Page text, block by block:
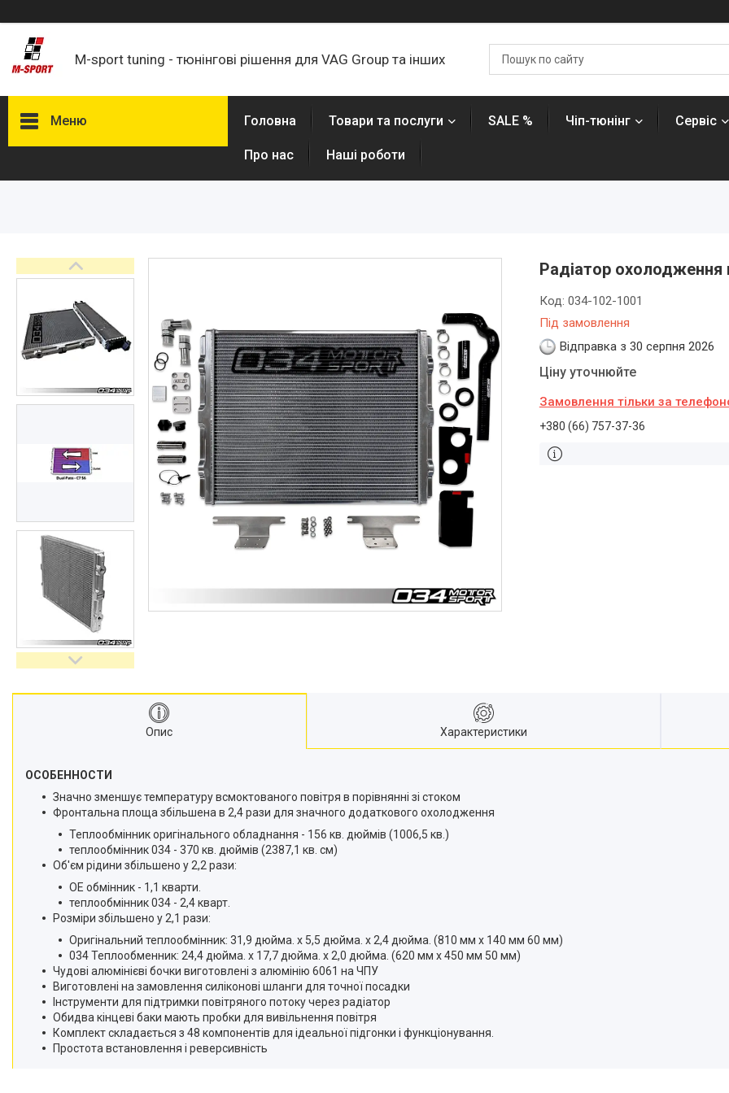
M-sport tuning - тюнінгові рішення для VAG Group та інших
Меню Головна Товари та послуги SALE % Чіп-тюнінг Сервіс
Про нас Наші роботи
Радіатор охолодження
Під замовлення
Код: 034-102-1001
Відправка з 30 серпня 2026
Ціну уточнюйте
Замовлення тільки за
+380 (66) 757-37-36
Опис Характеристики
ОСОБЕННОСТИ
Значно зменшує температуру всмоктованого повітря в порівнянні зі стоком
Фронтальна площа збільшена в 2,4 рази для значного додаткового охолодження
Теплообмінник оригінального обладнання - 156 кв. дюймів (1006,5 кв.)
теплообмінник 034 - 370 кв. дюймів (2387,1 кв. см)
Об'єм рідини збільшено у 2,2 рази:
OE обмінник - 1,1 кварти.
теплообмінник 034 - 2,4 кварт.
Розміри збільшено у 2,1 рази:
Оригінальний теплообмінник: 31,9 дюйма. х 5,5 дюйма. х 2,4 дюйма. (810 мм х 140 мм 60 мм)
034 Теплообменник: 24,4 дюйма. х 17,7 дюйма. х 2,0 дюйма. (620 мм х 450 мм 50 мм)
Чудові алюмінієві бочки виготовлені з алюмінію 6061 на ЧПУ
Виготовлені на замовлення силіконові шланги для точної посадки
Інструменти для підтримки повітряного потоку через радіатор
Обидва кінцеві баки мають пробки для вивільнення повітря
Комплект складається з 48 компонентів для ідеальної підгонки і функціонування.
Простота встановлення і реверсивність